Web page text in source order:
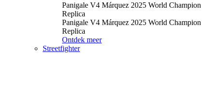
Panigale V4 Márquez 2025 World Champion
Replica
Panigale V4 Márquez 2025 World Champion
Replica
Ontdek meer
Streetfighter